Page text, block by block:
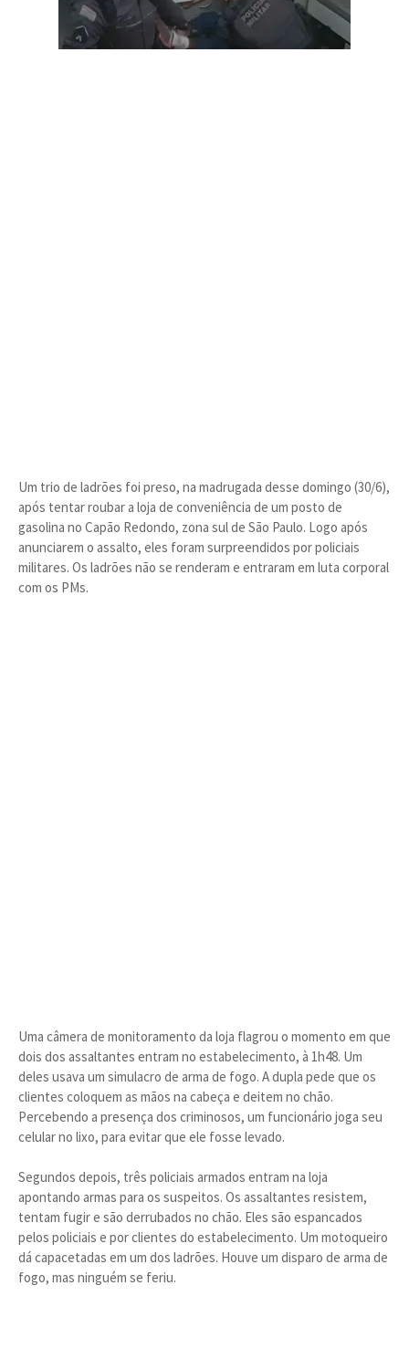
Um trio de ladrões foi preso, na madrugada desse domingo (30/6),
após tentar roubar a loja de conveniência de um posto de
gasolina no Capão Redondo, zona sul de São Paulo. Logo após
anunciarem o assalto, eles foram surpreendidos por policiais
militares. Os ladrões não se renderam e entraram em luta corporal
com os PMs.
Uma câmera de monitoramento da loja flagrou o momento em que
dois dos assaltantes entram no estabelecimento, à 1h48. Um
deles usava um simulacro de arma de fogo. A dupla pede que os
clientes coloquem as mãos na cabeça e deitem no chão.
Percebendo a presença dos criminosos, um funcionário joga seu
celular no lixo, para evitar que ele fosse levado.
Segundos depois, três policiais armados entram na loja
apontando armas para os suspeitos. Os assaltantes resistem,
tentam fugir e são derrubados no chão. Eles são espancados
pelos policiais e por clientes do estabelecimento. Um motoqueiro
dá capacetadas em um dos ladrões. Houve um disparo de arma de
fogo, mas ninguém se feriu.